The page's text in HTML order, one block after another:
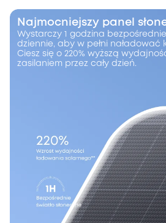
Najmocniejszy panel
Wystarczy 1 godzina
dziennie, aby w pełni naładować
Ciesz się o 220% wyższą
zasilaniem przez cały dzień.